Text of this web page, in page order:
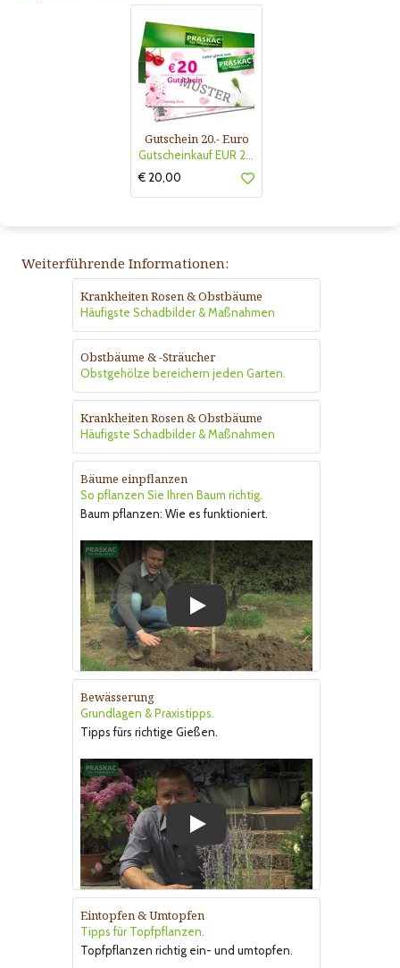
Gutschein 20.- Euro
Gutscheinkauf EUR 20.-
€ 20,00
Weiterführende Informationen:
Krankheiten Rosen & Obstbäume
Häufigste Schadbilder & Maßnahmen
Obstbäume & -Sträucher
Obstgehölze bereichern jeden Garten.
Krankheiten Rosen & Obstbäume
Häufigste Schadbilder & Maßnahmen
Bäume einpflanzen
So pflanzen Sie Ihren Baum richtig.
Baum pflanzen: Wie es funktioniert.
Play
Bewässerung
Grundlagen & Praxistipps.
Tipps fürs richtige Gießen.
Play
Eintopfen & Umtopfen
Tipps für Topfpflanzen.
Topfpflanzen richtig ein- und umtopfen.